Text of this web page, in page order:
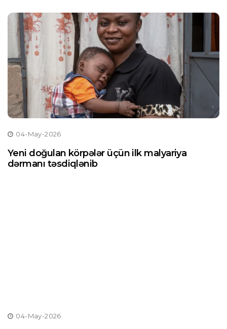
04-May-2026
Yeni doğulan körpələr üçün ilk malyariya
dərmanı təsdiqlənib
04-May-2026